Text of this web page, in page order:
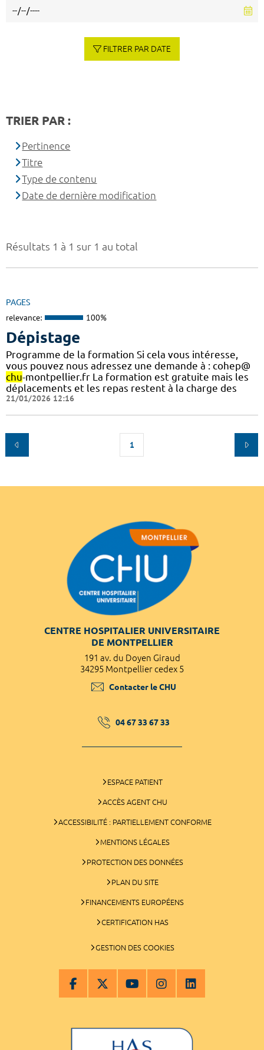
Résultats 1 à 1 sur 1 au total
PAGES
relevance: 100%
Dépistage
Programme de la formation Si cela vous intéresse,
vous pouvez nous adressez une demande à : cohep@
chu-montpellier.fr La formation est gratuite mais les
déplacements et les repas restent à la charge des
21/01/2026 12:16
1
FILTRER PAR DATE
TRIER PAR :
Pertinence
Titre
Type de contenu
Date de dernière modification
CENTRE HOSPITALIER UNIVERSITAIRE
DE MONTPELLIER
191 av. du Doyen Giraud
34295 Montpellier cedex 5
Contacter le CHU
04 67 33 67 33
ESPACE PATIENT
ACCÈS AGENT CHU
ACCESSIBILITÉ : PARTIELLEMENT CONFORME
MENTIONS LÉGALES
PROTECTION DES DONNÉES
PLAN DU SITE
FINANCEMENTS EUROPÉENS
CERTIFICATION HAS
GESTION DES COOKIES